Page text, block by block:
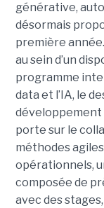
générative,
désormais
première
au sein d’un
programme
data et l’IA, le
développement
porte sur le
méthodes
opérationnels,
composée de
avec des